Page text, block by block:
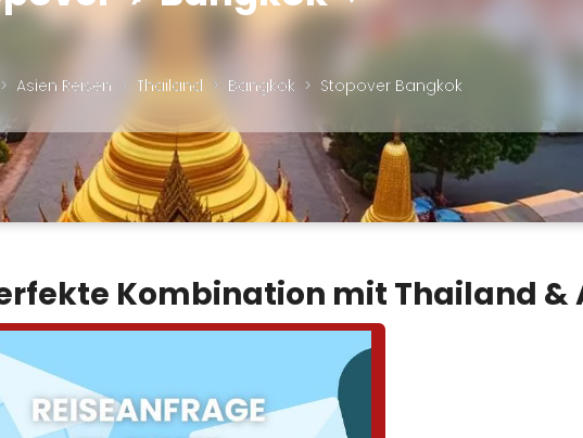
Asien Reisen Thailand Bangkok Stopover Bangkok
Kombination mit Thailand &